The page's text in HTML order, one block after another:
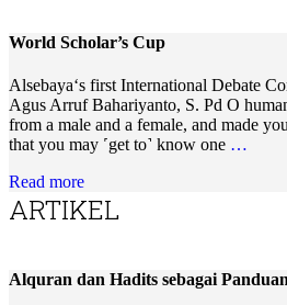
World Scholar’s Cup
Alsebaya‘s first International Debate
Agus Arruf Bahariyanto, S. Pd O
from a male and a female, and made
that you may ˹get to˺ know one …
Read more
ARTIKEL
Alquran dan Hadits sebagai